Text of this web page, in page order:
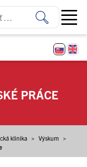
Open
PRÁCE
klinika > Výskum
>